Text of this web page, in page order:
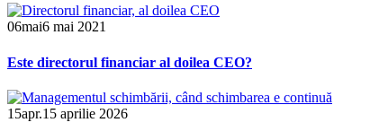
06mai6 mai 2021
Este directorul financiar al doilea CEO?
15apr.15 aprilie 2026